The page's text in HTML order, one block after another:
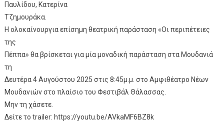
Παυλίδου, Κατερίνα
Τζημουράκα.
Η ολοκαίνουργια επίσημη θεατρική παράσταση «Οι περιπέτειες
της
Πέππα» θα βρίσκεται για μία μοναδική παράσταση στα Μουδανιά
τη
Δευτέρα 4 Αυγούστου 2025 στις 8:45μ.μ. στο Αμφιθέατρο Νέων
Μουδανιών στο πλαίσιο του Φεστιβάλ Θάλασσας.
Μην τη χάσετε.
Δείτε το trailer: https://youtu.be/AVkaMF6BZ8k